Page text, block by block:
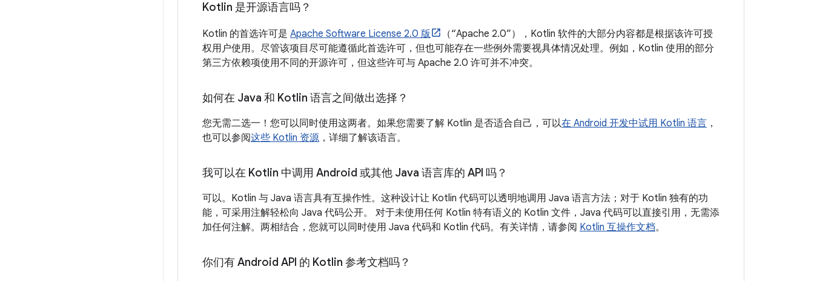
Kotlin 是开源语言吗？
Kotlin 的首选许可是 Apache Software License 2.0 版
（“Apache 2.0”），Kotlin 软件的大部分内容都是根据该许可授
权用户使用。尽管该项目尽可能遵循此首选许可，但也可能存在一些例外需要视具体情况处理。例如，Kotlin 使用的部分
第三方依赖项使用不同的开源许可，但这些许可与 Apache 2.0 许可并不冲突。
如何在 Java 和 Kotlin 语言之间做出选择？
您无需二选一！您可以同时使用这两者。如果您需要了解 Kotlin 是否适合自己，可以在 Android 开发中试用 Kotlin 语言 ，
也可以参阅这些 Kotlin 资源 ，详细了解该语言。
我可以在 Kotlin 中调用 Android 或其他 Java 语言库的 API 吗？
可以。Kotlin 与 Java 语言具有互操作性。这种设计让 Kotlin 代码可以透明地调用 Java 语言方法；对于 Kotlin 独有的功
能，可采用注解轻松向 Java 代码公开。 对于未使用任何 Kotlin 特有语义的 Kotlin 文件，Java 代码可以直接引用，无需添
加任何注解。两相结合，您就可以同时使用 Java 代码和 Kotlin 代码。有关详情，请参阅 Kotlin 互操作文档。
你们有 Android API 的 Kotlin 参考文档吗？